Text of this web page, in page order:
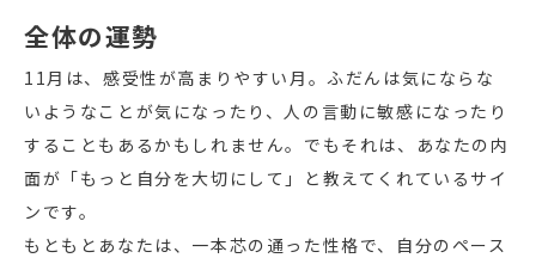
全体の運勢
11月は、感受性が高まりやすい月。ふだんは気にならな
いようなことが気になったり、人の言動に敏感になったり
することもあるかもしれません。でもそれは、あなたの内
面が「もっと自分を大切にして」と教えてくれているサイ
ンです。
もともとあなたは、一本芯の通った性格で、自分のペース